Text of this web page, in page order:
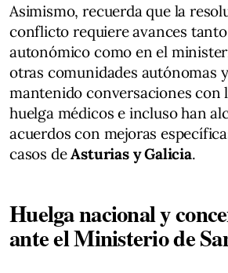
Asimismo, recuerda que la
conflicto requiere avances
autonómico como en el
otras comunidades autónomas
mantenido conversaciones con
huelga médicos e incluso han
acuerdos con mejoras
casos deAsturias y Galicia.
Huelga nacional y
ante el Ministerio de